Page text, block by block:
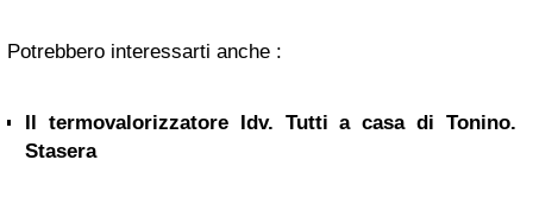
Potrebbero interessarti anche :
Il termovalorizzatore Idv. Tutti a casa di Tonino.
Stasera